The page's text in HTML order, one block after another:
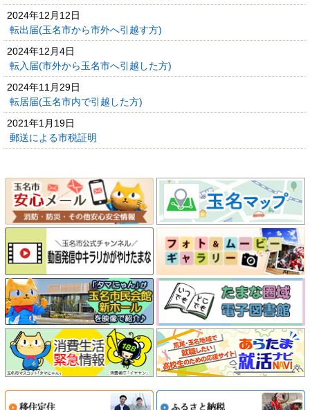
2024年12月12日
転出届(玉名市から市外へ引越す方)
2024年12月4日
転入届(市外から玉名市へ引越した方)
2024年11月29日
転居届(玉名市内で引越した方)
2021年1月19日
郵送による市税証明